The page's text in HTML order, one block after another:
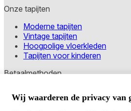
Onze tapijten
Moderne tapijten
Vintage tapijten
Hoogpolige vloerkleden
Tapijten voor kinderen
Betaalmethoden
Copyright © 2026 TAPISO
Wij waarderen de privacy van